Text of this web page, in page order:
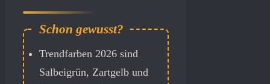
Trendfarben 2026 sind
Salbeigrün, Zartgelb und